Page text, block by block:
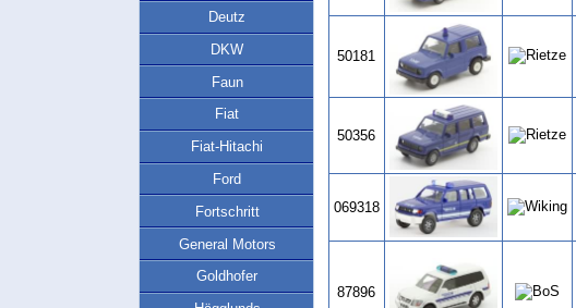
Deutz
DKW
Faun
Fiat
Fiat-Hitachi
Ford
Fortschritt
General Motors
Goldhofer
50181
50356
069318
87896